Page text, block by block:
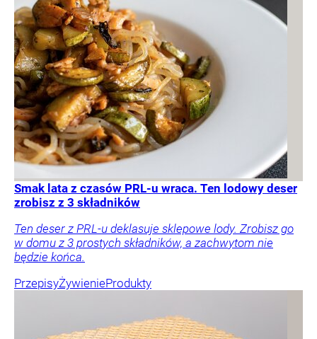
Smak lata z czasów PRL-u wraca. Ten lodowy deser
zrobisz z 3 składników
Ten deser z PRL-u deklasuje sklepowe lody. Zrobisz go
w domu z 3 prostych składników, a zachwytom nie
będzie końca.
PrzepisyŻywienieProdukty